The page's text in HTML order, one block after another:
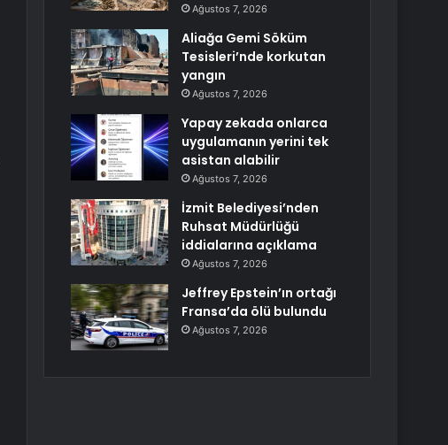
Ağustos 7, 2026
Aliağa Gemi Söküm
Tesisleri’nde korkutan
yangın
Ağustos 7, 2026
Yapay zekada onlarca
uygulamanın yerini tek
asistan alabilir
Ağustos 7, 2026
İzmit Belediyesi’nden
Ruhsat Müdürlüğü
iddialarına açıklama
Ağustos 7, 2026
Jeffrey Epstein’ın ortağı
Fransa’da ölü bulundu
Ağustos 7, 2026